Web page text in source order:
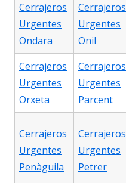
Cerrajeros
Urgentes
Ondara
Cerrajeros
Urgentes
Onil
Cerrajeros
Urgentes
Orxeta
Cerrajeros
Urgentes
Parcent
Cerrajeros
Urgentes
Penàguila
Cerrajeros
Urgentes
Petrer